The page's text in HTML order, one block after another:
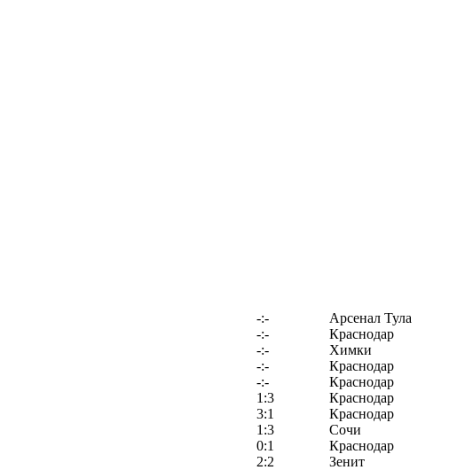
-:-
Арсенал Тула
-:-
Краснодар
-:-
Химки
-:-
Краснодар
-:-
Краснодар
1:3
Краснодар
3:1
Краснодар
1:3
Сочи
0:1
Краснодар
2:2
Зенит